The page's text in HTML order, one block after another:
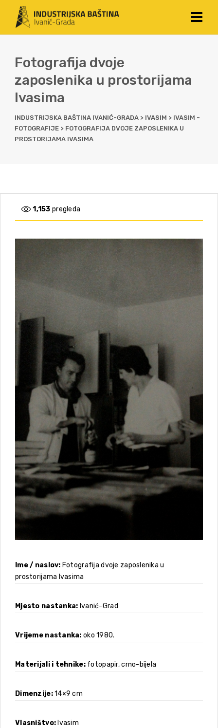
Fotografija dvoje
zaposlenika u prostorijama
Ivasima
INDUSTRIJSKA BAŠTINA IVANIĆ-GRADA > IVASIM > IVASIM -
FOTOGRAFIJE > FOTOGRAFIJA DVOJE ZAPOSLENIKA U
PROSTORIJAMA IVASIMA
1,153 pregleda
Ime / naslov Fotografija dvoje zaposlenika u
prostorijama Ivasima
Mjesto nastanka Ivanić-Grad
Vrijeme nastanka oko 1980.
Materijali i tehnike fotopapir, crno-bijela
Dimenzije 14×9 cm
Vlasništvo Ivasim